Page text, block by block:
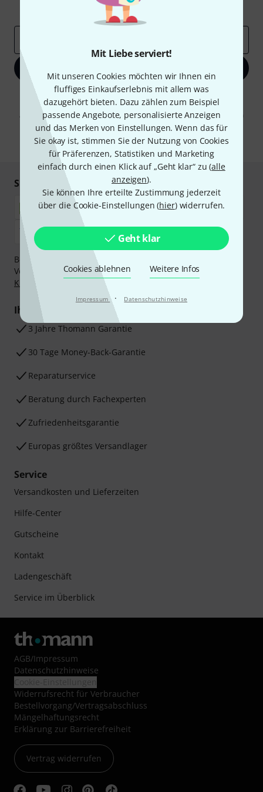
Mit Liebe serviert!
Mit unseren Cookies möchten wir Ihnen ein
fluffiges Einkaufserlebnis mit allem was
dazugehört bieten. Dazu zählen zum Beispiel
passende Angebote, personalisierte Anzeigen
und das Merken von Einstellungen. Wenn das für
Sie okay ist, stimmen Sie der Nutzung von Cookies
für Präferenzen, Statistiken und Marketing
einfach durch einen Klick auf „Geht klar“ zu (alle
anzeigen).
Sie können Ihre erteilte Zustimmung jederzeit
über die Cookie-Einstellungen (hier) widerrufen.
Geht klar
Cookies ablehnen Weitere Infos
Impressum · Datenschutzhinweise
Inspirierende Beiträge
Mit Klick auf „Jetzt anmelden“ stimmen Sie dem Erhalt von E-Mail-
Werbung und einer Messung des E-Mail-Nutzungsverhaltens zu. Die
Abmeldung ist jederzeit möglich. Weitere Informationen finden Sie in
unserenDatenschutzhinweisen.
* Pflichtfeld
Sicher einkaufen & bezahlen
Bezahlen Sie vertraulich und sicher per Nachnahme,
Vorkasse, PayPal, Amazon Pay,
Klarna Sofort bezahlen
Klarna Ratenzahlung
oder Kreditkarte.
Ihre Vorteile
3 Jahre Thomann Garantie
30 Tage Money-Back-Garantie
Reparaturservice
Beratung durch Fachexperten
Zufriedenheitsgarantie
Europas größtes Versandlager
Service
Versandkosten und Lieferzeiten
Hilfe-Center
Gutscheine
Kontakt
Ladengeschäft
Service im Überblick
AGB/Impressum
Datenschutzhinweise
Widerrufsrecht für Verbraucher
Bestellvorgang/Vertragsabschluss
Mängelhaftungsrecht
Erklärung zur Barrierefreiheit
Vertrag widerrufen